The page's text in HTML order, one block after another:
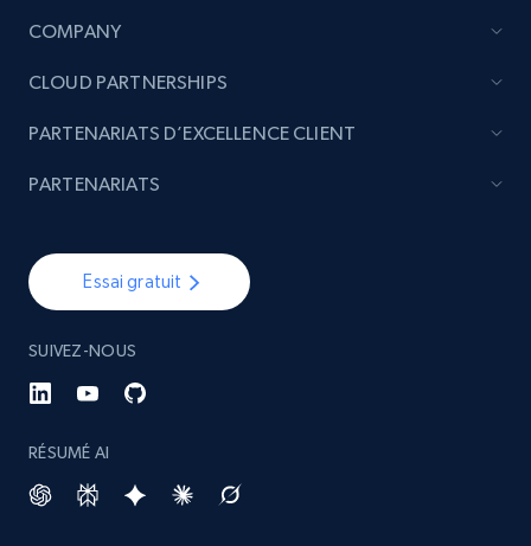
COMPANY
Essai gratuit
SUIVEZ-NOUS
RÉSUMÉ AI
CLOUD PARTNERSHIPS
PARTENARIATS D’EXCELLENCE CLIENT
PARTENARIATS